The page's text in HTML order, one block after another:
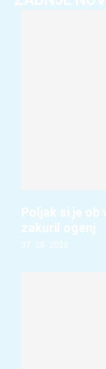
Poljak si je ob
zakuril ogenj
07. 08. 2026